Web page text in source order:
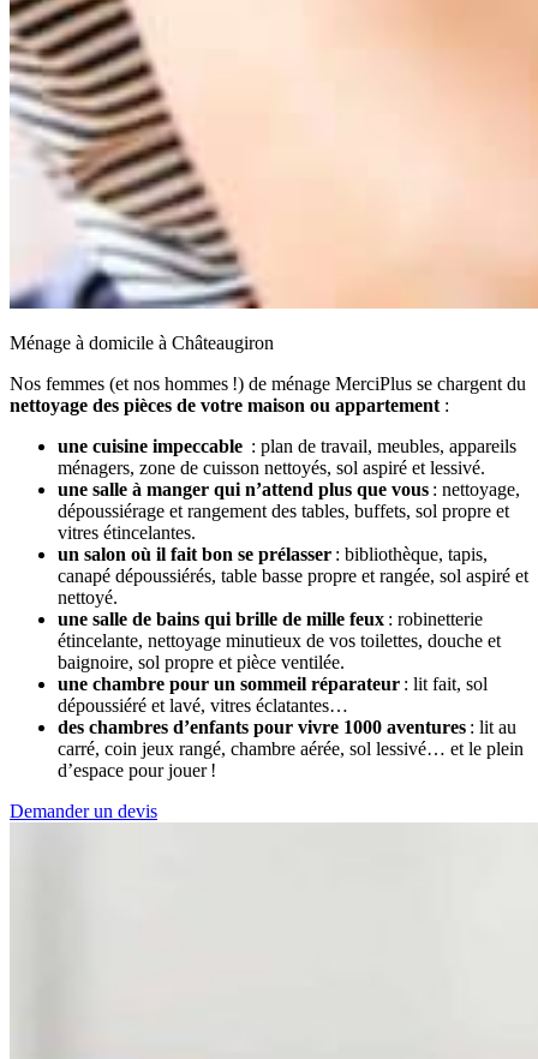
Ménage à domicile à Châteaugiron
Nos femmes (et nos hommes !) de ménage MerciPlus se chargent du
nettoyage des pièces de votre maison ou appartement :
une cuisine impeccable : plan de travail, meubles, appareils
ménagers, zone de cuisson nettoyés, sol aspiré et lessivé.
une salle à manger qui n’attend plus que vous : nettoyage,
dépoussiérage et rangement des tables, buffets, sol propre et
vitres étincelantes.
un salon où il fait bon se prélasser : bibliothèque, tapis,
canapé dépoussiérés, table basse propre et rangée, sol aspiré et
nettoyé.
une salle de bains qui brille de mille feux : robinetterie
étincelante, nettoyage minutieux de vos toilettes, douche et
baignoire, sol propre et pièce ventilée.
une chambre pour un sommeil réparateur : lit fait, sol
dépoussiéré et lavé, vitres éclatantes…
des chambres d’enfants pour vivre 1000 aventures : lit au
carré, coin jeux rangé, chambre aérée, sol lessivé… et le plein
d’espace pour jouer !
Demander un devis